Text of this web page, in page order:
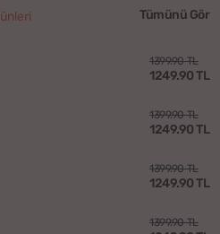
Tümünü Gör
1399.90 TL
1249.90 TL
1399.90 TL
1249.90 TL
1399.90 TL
1249.90 TL
1399.90 TL